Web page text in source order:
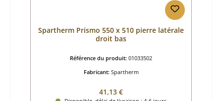
Spartherm Prismo 550 x 510 pierre latérale
droit bas
Référence du produit: 01033502
Fabricant: Spartherm
Prix régulier :
41,13 €